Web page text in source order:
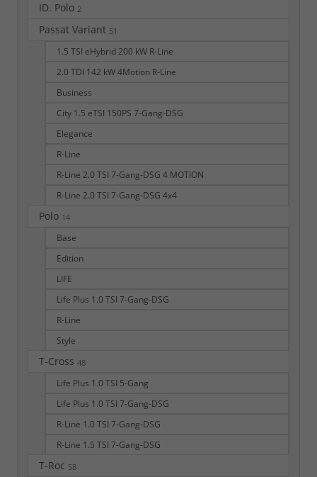
ID. Polo 2
Passat Variant 51
1.5 TSI eHybrid 200 kW R-Line
2.0 TDI 142 kW 4Motion R-Line
Business
City 1.5 eTSI 150PS 7-Gang-DSG
Elegance
R-Line
R-Line 2.0 TSI 7-Gang-DSG 4 MOTION
R-Line 2.0 TSI 7-Gang-DSG 4x4
Polo 14
Base
Edition
LIFE
Life Plus 1.0 TSI 7-Gang-DSG
R-Line
Style
T-Cross 48
Life Plus 1.0 TSI 5-Gang
Life Plus 1.0 TSI 7-Gang-DSG
R-Line 1.0 TSI 7-Gang-DSG
R-Line 1.5 TSI 7-Gang-DSG
T-Roc 58